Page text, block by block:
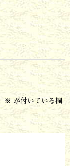
※ が付いている欄